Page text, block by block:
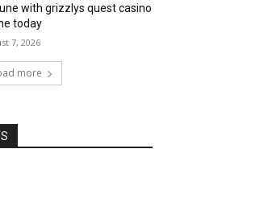
with grizzlys quest casino
today
7, 2026
more